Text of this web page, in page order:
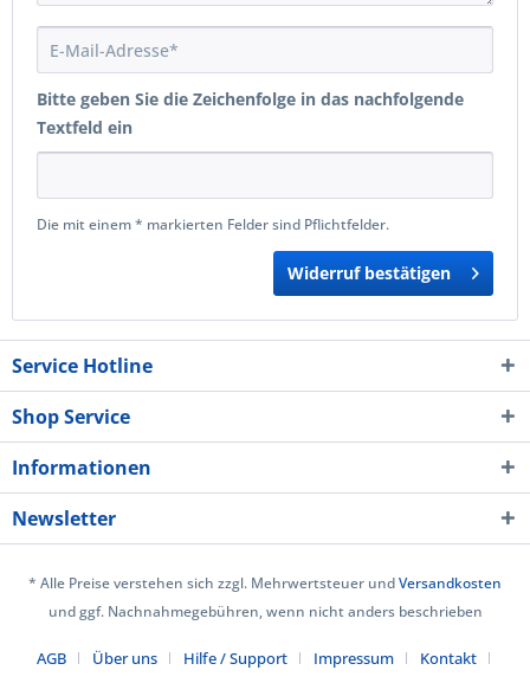
Bitte geben Sie die Zeichenfolge in das nachfolgende
Textfeld ein
Die mit einem * markierten Felder sind Pflichtfelder.
Widerruf bestätigen
Service Hotline
Shop Service
Informationen
Newsletter
* Alle Preise verstehen sich zzgl. Mehrwertsteuer undVersandkosten
und ggf. Nachnahmegebühren, wenn nicht anders beschrieben
AGB Über uns Hilfe / Support Impressum Kontakt